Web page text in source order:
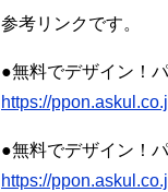
参考リンクです。
●無料でデザイン！
https://
●無料でデザイン！
https://